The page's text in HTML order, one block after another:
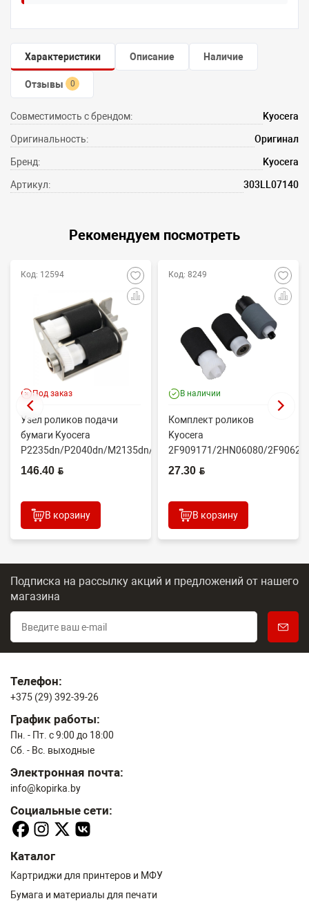
Характеристики Описание Наличие
Отзывы 0
Совместимость с брендом: Kyocera
Оригинальность: Оригинал
Бренд: Kyocera
Артикул: 303LL07140
Рекомендуем посмотреть
Код: 12594
Под заказ
Узел роликов подачи
бумаги Kyocera
P2235dn/P2040dn/M2135dn/M2635dn/M2735dw/M2040dn
(O...
146.40 BYN
В корзину
Код: 8249
В наличии
Комплект роликов
Kyocera
2F909171/2HN06080/
(CET7806)
27.30 BYN
В корзину
Подписка на рассылку акций и предложений от нашего
магазина
Телефон:
+375 (29) 392-39-26
График работы:
Пн. - Пт. с 9:00 до 18:00
Сб. - Вс. выходные
Электронная почта:
info@kopirka.by
Социальные сети:
Каталог
Картриджи для принтеров и МФУ
Бумага и материалы для печати